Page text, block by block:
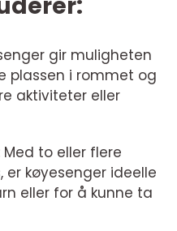
gir muligheten
plassen i rommet og
aktiviteter eller
Med to eller flere
køyesenger ideelle
eller for å kunne ta